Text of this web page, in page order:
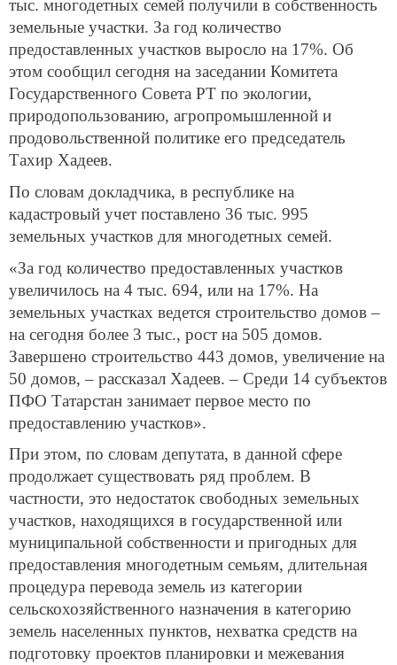
тыс. многодетных семей получили в собственность
земельные участки. За год количество
предоставленных участков выросло на 17%. Об
этом сообщил сегодня на заседании Комитета
Государственного Совета РТ по экологии,
природопользованию, агропромышленной и
продовольственной политике его председатель
Тахир Хадеев.
По словам докладчика, в республике на
кадастровый учет поставлено 36 тыс. 995
земельных участков для многодетных семей.
«За год количество предоставленных участков
увеличилось на 4 тыс. 694, или на 17%. На
земельных участках ведется строительство домов –
на сегодня более 3 тыс., рост на 505 домов.
Завершено строительство 443 домов, увеличение на
50 домов, – рассказал Хадеев. – Среди 14 субъектов
ПФО Татарстан занимает первое место по
предоставлению участков».
При этом, по словам депутата, в данной сфере
продолжает существовать ряд проблем. В
частности, это недостаток свободных земельных
участков, находящихся в государственной или
муниципальной собственности и пригодных для
предоставления многодетным семьям, длительная
процедура перевода земель из категории
сельскохозяйственного назначения в категорию
земель населенных пунктов, нехватка средств на
подготовку проектов планировки и межевания